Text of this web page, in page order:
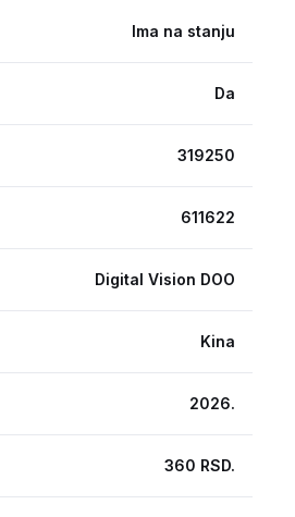
Ima na stanju
Da
319250
611622
Digital Vision DOO
Kina
2026.
360 RSD.